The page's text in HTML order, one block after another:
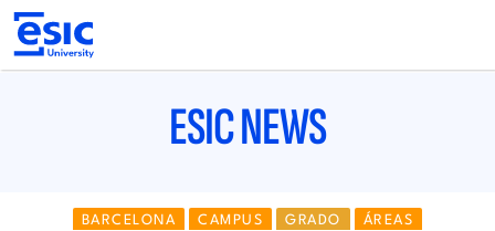
Pasar
contenido
ESIC NEWS
BARCELONA CAMPUS GRADO ÁREAS